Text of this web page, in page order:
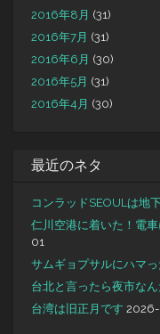
2016年8月 (31)
2016年7月 (31)
2016年6月 (30)
2016年5月 (31)
2016年4月 (30)
最近のネタ
コンラッドSEOULは地
仁川空港に着いた！電
01
サムギョプサルにハマっ
台北と言ったら夜市な
台湾は旧正月です